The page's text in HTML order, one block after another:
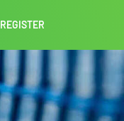
REGISTER